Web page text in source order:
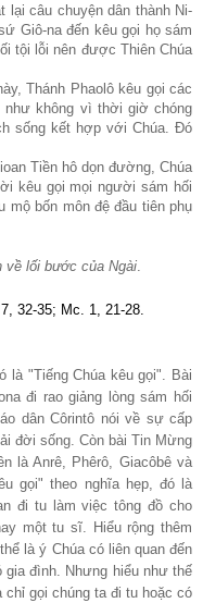
lại câu chuyện dân thành Ni-
Giô-na đến kêu gọi họ sám
tội lỗi nên được Thiên Chúa
Thánh Phaolô kêu gọi các
không vì thời giờ chóng
sống kết hợp với Chúa. Đó
Tiền hô dọn đường, Chúa
kêu gọi mọi người sám hối
bốn môn đệ đầu tiên phụ
về lối bước của Ngài.
32-35; Mc. 1, 21-28.
là "Tiếng Chúa kêu gọi". Bài
đi rao giảng lòng sám hối
dân Côrintô nói về sự cấp
đời sống. Còn bài Tin Mừng
là Anrê, Phêrô, Giacôbê và
gọi" theo nghĩa hẹp, đó là
đi tu làm việc tông đồ cho
một tu sĩ. Hiểu rộng thêm
là ý Chúa có liên quan đến
đình. Nhưng hiểu như thế
chỉ gọi chúng ta đi tu hoặc có